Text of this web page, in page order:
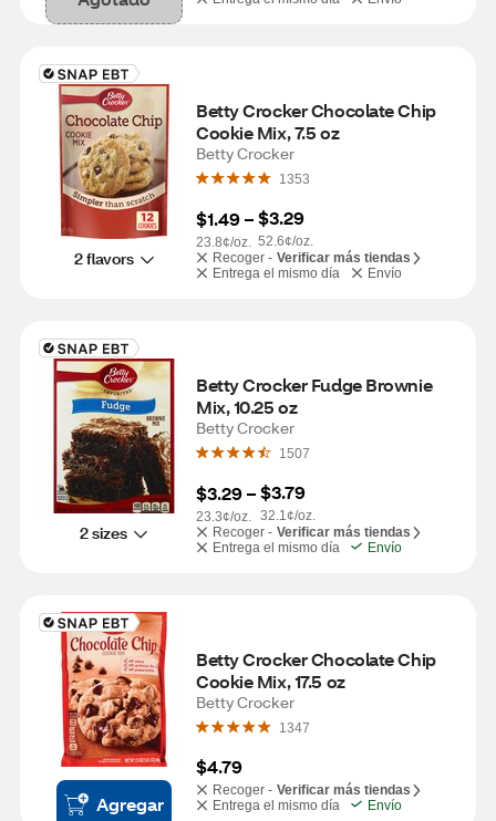
2 flavors
Betty Crocker Chocolate Chip
Cookie Mix, 7.5 oz
Betty Crocker
1353
$1.49 –
23.8¢/oz.
$3.29
52.6¢/oz.
Recoger - Verificar más tiendas
Entrega el mismo día
Envío
2 sizes
Betty Crocker Fudge Brownie
Mix, 10.25 oz
Betty Crocker
1507
$3.29 –
23.3¢/oz.
$3.79
32.1¢/oz.
Recoger - Verificar más tiendas
Entrega el mismo día
Envío
Agregar
Betty Crocker Chocolate Chip
Cookie Mix, 17.5 oz
Betty Crocker
1347
$4.79
Recoger - Verificar más tiendas
Entrega el mismo día
Envío